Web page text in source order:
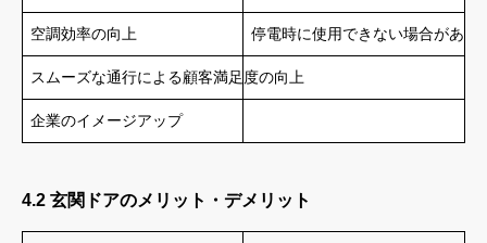
空調効率の向上 停電時に使用できない場合がある
スムーズな通行による顧客満足度の向上
企業のイメージアップ
4.2 玄関ドアのメリット・デメリット